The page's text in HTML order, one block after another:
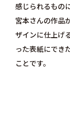
感じられるもの
宮本さんの作品
ザインに仕上げ
った表紙にでき
ことです。